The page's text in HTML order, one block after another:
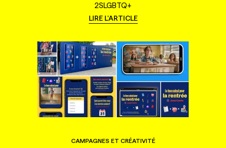
2SLGBTQ+
LIRE L'ARTICLE
CAMPAGNES ET CRÉATIVITÉ